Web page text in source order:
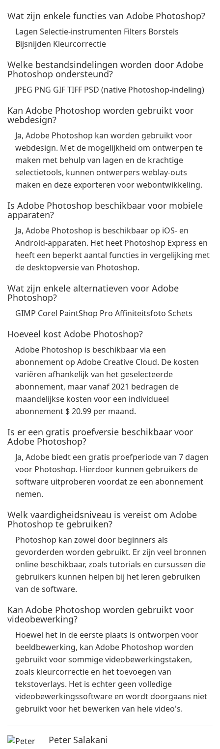
Wat zijn enkele functies van Adobe Photoshop?
Lagen Selectie-instrumenten Filters Borstels
Bijsnijden Kleurcorrectie
Welke bestandsindelingen worden door Adobe
Photoshop ondersteund?
JPEG PNG GIF TIFF PSD (native Photoshop-indeling)
Kan Adobe Photoshop worden gebruikt voor
webdesign?
Ja, Adobe Photoshop kan worden gebruikt voor
webdesign. Met de mogelijkheid om ontwerpen te
maken met behulp van lagen en de krachtige
selectietools, kunnen ontwerpers weblay-outs
maken en deze exporteren voor webontwikkeling.
Is Adobe Photoshop beschikbaar voor mobiele
apparaten?
Ja, Adobe Photoshop is beschikbaar op iOS- en
Android-apparaten. Het heet Photoshop Express en
heeft een beperkt aantal functies in vergelijking met
de desktopversie van Photoshop.
Wat zijn enkele alternatieven voor Adobe
Photoshop?
GIMP Corel PaintShop Pro Affiniteitsfoto Schets
Hoeveel kost Adobe Photoshop?
Adobe Photoshop is beschikbaar via een
abonnement op Adobe Creative Cloud. De kosten
variëren afhankelijk van het geselecteerde
abonnement, maar vanaf 2021 bedragen de
maandelijkse kosten voor een individueel
abonnement $ 20.99 per maand.
Is er een gratis proefversie beschikbaar voor
Adobe Photoshop?
Ja, Adobe biedt een gratis proefperiode van 7 dagen
voor Photoshop. Hierdoor kunnen gebruikers de
software uitproberen voordat ze een abonnement
nemen.
Welk vaardigheidsniveau is vereist om Adobe
Photoshop te gebruiken?
Photoshop kan zowel door beginners als
gevorderden worden gebruikt. Er zijn veel bronnen
online beschikbaar, zoals tutorials en cursussen die
gebruikers kunnen helpen bij het leren gebruiken
van de software.
Kan Adobe Photoshop worden gebruikt voor
videobewerking?
Hoewel het in de eerste plaats is ontworpen voor
beeldbewerking, kan Adobe Photoshop worden
gebruikt voor sommige videobewerkingstaken,
zoals kleurcorrectie en het toevoegen van
tekstoverlays. Het is echter geen volledige
videobewerkingssoftware en wordt doorgaans niet
gebruikt voor het bewerken van hele video's.
Peter Salakani